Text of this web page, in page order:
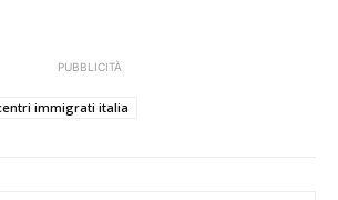
PUBBLICITÀ
immigrati italia